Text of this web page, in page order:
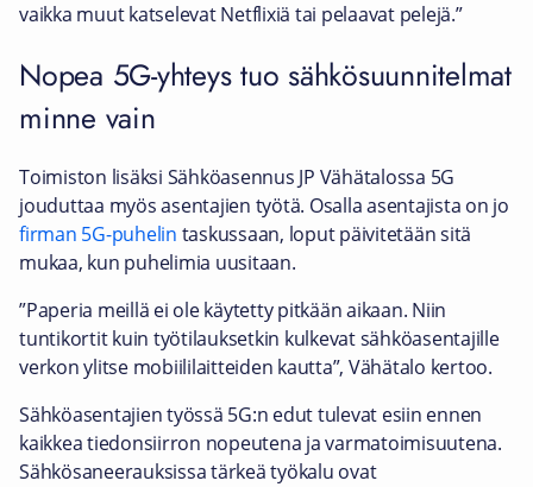
vaikka muut katselevat Netflixiä tai pelaavat pelejä.”
Nopea 5G-yhteys tuo sähkösuunnitelmat
minne vain
Toimiston lisäksi Sähköasennus JP Vähätalossa 5G
jouduttaa myös asentajien työtä. Osalla asentajista on jo
firman 5G-puhelin taskussaan, loput päivitetään sitä
mukaa, kun puhelimia uusitaan.
”Paperia meillä ei ole käytetty pitkään aikaan. Niin
tuntikortit kuin työtilauksetkin kulkevat sähköasentajille
verkon ylitse mobiililaitteiden kautta”, Vähätalo kertoo.
Sähköasentajien työssä 5G:n edut tulevat esiin ennen
kaikkea tiedonsiirron nopeutena ja varmatoimisuutena.
Sähkösaneerauksissa tärkeä työkalu ovat